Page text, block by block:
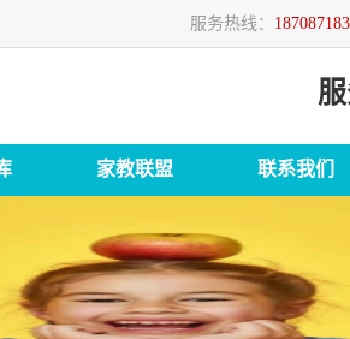
服务热线：
家教联盟 联系我们